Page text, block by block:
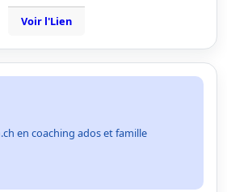
Voir l'Lien
en coaching ados et famille